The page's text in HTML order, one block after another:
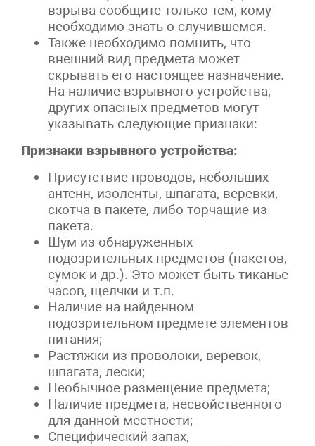
взрыва сообщите только тем, кому
необходимо знать о случившемся.
Также необходимо помнить, что
внешний вид предмета может
скрывать его настоящее назначение.
На наличие взрывного устройства,
других опасных предметов могут
указывать следующие признаки:
Признаки взрывного устройства:
Присутствие проводов, небольших
антенн, изоленты, шпагата, веревки,
скотча в пакете, либо торчащие из
пакета.
Шум из обнаруженных
подозрительных предметов (пакетов,
сумок и др.). Это может быть тиканье
часов, щелчки и т.п.
Наличие на найденном
подозрительном предмете элементов
питания;
Растяжки из проволоки, веревок,
шпагата, лески;
Необычное размещение предмета;
Наличие предмета, несвойственного
для данной местности;
Специфический запах,